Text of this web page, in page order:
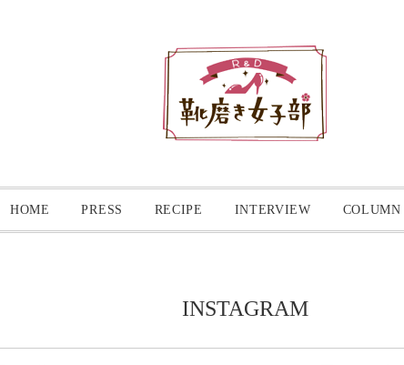
HOME PRESS RECIPE INTERVIEW COLUMN
INSTAGRAM